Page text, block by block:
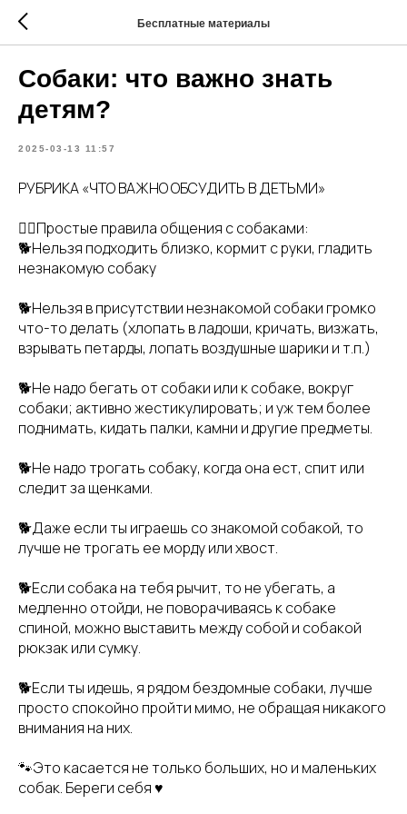
Бесплатные материалы
Собаки: что важно знать
детям?
2025-03-13 11:57
РУБРИКА «ЧТО ВАЖНО ОБСУДИТЬ В ДЕТЬМИ»
👇🏻Простые правила общения с собаками:
🐕Нельзя подходить близко, кормит с руки, гладить
незнакомую собаку
🐕Нельзя в присутствии незнакомой собаки громко
что-то делать (хлопать в ладоши, кричать, визжать,
взрывать петарды, лопать воздушные шарики и т.п.)
🐕Не надо бегать от собаки или к собаке, вокруг
собаки; активно жестикулировать; и уж тем более
поднимать, кидать палки, камни и другие предметы.
🐕Не надо трогать собаку, когда она ест, спит или
следит за щенками.
🐕Даже если ты играешь со знакомой собакой, то
лучше не трогать ее морду или хвост.
🐕Если собака на тебя рычит, то не убегать, а
медленно отойди, не поворачиваясь к собаке
спиной, можно выставить между собой и собакой
рюкзак или сумку.
🐕Если ты идешь, я рядом бездомные собаки, лучше
просто спокойно пройти мимо, не обращая никакого
внимания на них.
🐾Это касается не только больших, но и маленьких
собак. Береги себя ♥️